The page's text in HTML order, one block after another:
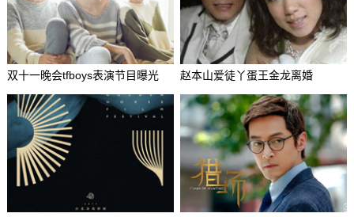
双十一晚会tfboys表演节目曝光 赵本山爱徒丫蛋王金龙离婚